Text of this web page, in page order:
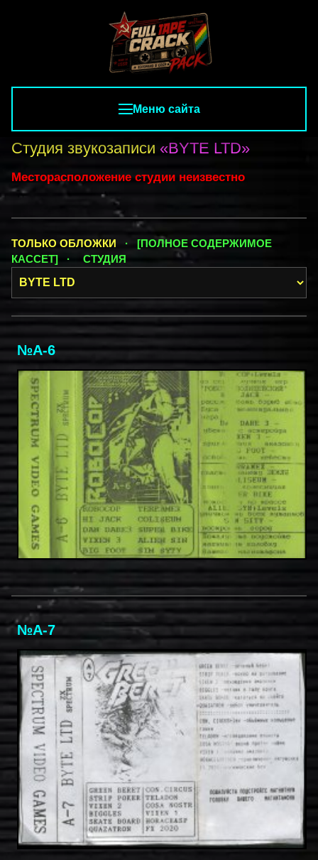
Меню сайта
Студия звукозаписи «BYTE LTD»
Месторасположение студии неизвестно
ТОЛЬКО ОБЛОЖКИ · [ПОЛНОЕ СОДЕРЖИМОЕ
КАССЕТ] ·
СТУДИЯ
№A-6
№A-7